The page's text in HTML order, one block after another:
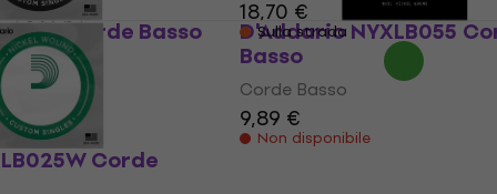
- 23 %
18,70 €
Sulla strada
Corde Basso D'Addario NYXLB055
Basso
Corde Basso
9,89 €
Non disponibile
Corde